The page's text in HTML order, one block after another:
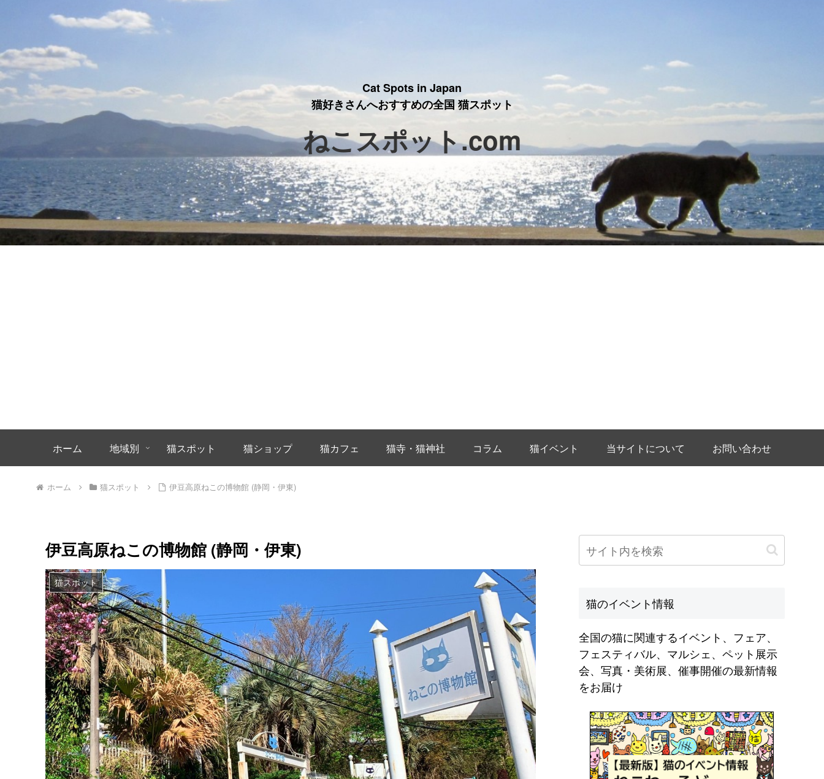
Cat Spots in Japan
猫好きさんへおすすめの全国 猫スポット
ねこスポット.com
ホーム 地域別 猫スポット 猫ショップ 猫カフェ 猫寺・猫神社 コラム 猫イベント 当サイトについて お問い合わせ
ホーム 猫スポット 伊豆高原ねこの博物館 (静岡・伊東)
伊豆高原ねこの博物館 (静岡・伊東)
猫スポット
猫のイベント情報
全国の猫に関連するイベント、フェア、
フェスティバル、マルシェ、ペット展示
会、写真・美術展、催事開催の最新情報
をお届け